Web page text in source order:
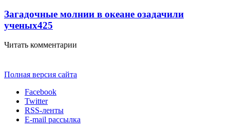
Загадочные молнии в океане озадачили
ученых425
Читать комментарии
Полная версия сайта
Facebook
Twitter
RSS-ленты
E-mail рассылка